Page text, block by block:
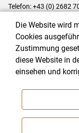
Telefon: +43 (0) 2682
Impressum|Kontakt|
Cookie-Einstellungen
NEWSLETTER
Die Website wird
Cookies
Zustimmung
diese Website in
einsehen und